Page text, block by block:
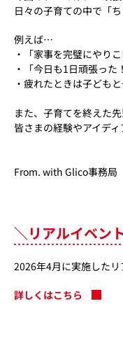
日々の子育ての中で「
例えば…
・「家事を完璧にやり
・「今日も1日頑張った
・疲れたときは子どもと
また、子育てを終えた
皆さまの経験やアイデ
From. with Glico事務局
＼リアルイベン
2026年4月に実施した
詳しくはこちら